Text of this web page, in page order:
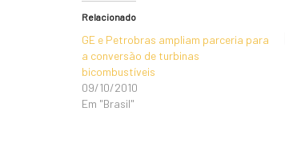
Relacionado
GE e Petrobras ampliam parceria para
a conversão de turbinas
bicombustíveis
09/10/2010
Em "Brasil"